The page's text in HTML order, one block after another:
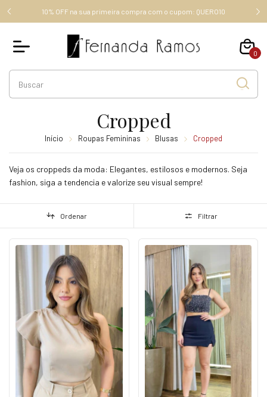
349,00, OUTROS ESTADOS.
0
Cropped
Início Roupas Femininas Blusas Cropped
Veja os croppeds da moda: Elegantes, estilosos e modernos. Seja
fashion, siga a tendencia e valorize seu visual sempre!
Ordenar Filtrar